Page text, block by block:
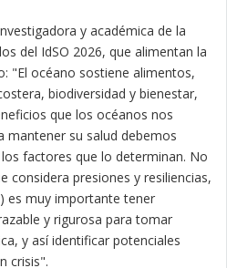
y académica de la
del IdSO 2026, que alimentan la
"El océano sostiene alimentos,
biodiversidad y bienestar,
que los océanos nos
mantener su salud debemos
factores que lo determinan. No
considera presiones y resiliencias,
es muy importante tener
y rigurosa para tomar
y así identificar potenciales
crisis".